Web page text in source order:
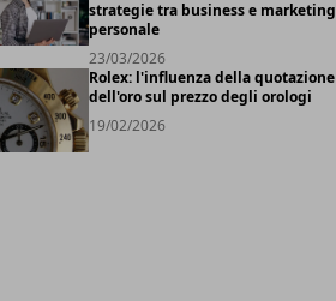
strategie tra business e marketing
personale
23/03/2026
Rolex: l'influenza della quotazione
dell'oro sul prezzo degli orologi
19/02/2026